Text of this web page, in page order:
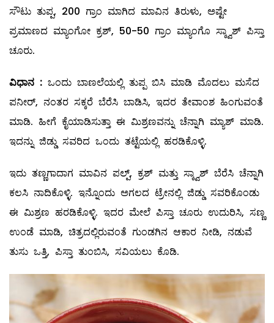
ಸೌಟು ತುಪ್ಪ, 200 ಗ್ರಾಂ ಮಾಗಿದ ಮಾವಿನ ತಿರುಳು, ಅಷ್ಟೇ
ಪ್ರಮಾಣದ ಮ್ಯಾಂಗೋ ಕ್ರಶ್‌, 50-50 ಗ್ರಾಂ ಮ್ಯಾಂಗೊ ಸ್ಕ್ವಾಶ್‌ ಪಿಸ್ತಾ
ಚೂರು.
ವಿಧಾನ : ಒಂದು ಬಾಣಲೆಯಲ್ಲಿ ತುಪ್ಪ ಬಿಸಿ ಮಾಡಿ ಮೊದಲು ಮಸೆದ
ಪನೀರ್‌, ನಂತರ ಸಕ್ಕರೆ ಬೆರೆಸಿ ಬಾಡಿಸಿ, ಇದರ ತೇವಾಂಶ ಹಿಂಗುವಂತೆ
ಮಾಡಿ. ಹೀಗೆ ಕೈಯಾಡಿಸುತ್ತಾ ಈ ಮಿಶ್ರಣವನ್ನು ಚೆನ್ನಾಗಿ ಮ್ಯಾಶ್‌ ಮಾಡಿ.
ಇದನ್ನು ಜಿಡ್ಡು ಸವರಿದ ಒಂದು ತಟ್ಟೆಯಲ್ಲಿ ಹರಡಿಕೊಳ್ಳಿ.
ಇದು ತಣ್ಣಗಾದಾಗ ಮಾವಿನ ಪಲ್ಪ್, ಕ್ರಶ್‌ ಮತ್ತು ಸ್ಕ್ವಾಶ್‌ ಬೆರೆಸಿ ಚೆನ್ನಾಗಿ
ಕಲಸಿ ನಾದಿಕೊಳ್ಳಿ. ಇನ್ನೊಂದು ಅಗಲದ ಟ್ರೇನಲ್ಲಿ ಜಿಡ್ಡು ಸವರಿಕೊಂಡು
ಈ ಮಿಶ್ರಣ ಹರಡಿಕೊಳ್ಳಿ. ಇದರ ಮೇಲೆ ಪಿಸ್ತಾ ಚೂರು ಉದುರಿಸಿ, ಸಣ್ಣ
ಉಂಡೆ ಮಾಡಿ, ಚಿತ್ರದಲ್ಲಿರುವಂತೆ ಗುಂಡಗಿನ ಆಕಾರ ನೀಡಿ, ನಡುವೆ
ತುಸು ಒತ್ತಿ, ಪಿಸ್ತಾ ತುಂಬಿಸಿ, ಸವಿಯಲು ಕೊಡಿ.